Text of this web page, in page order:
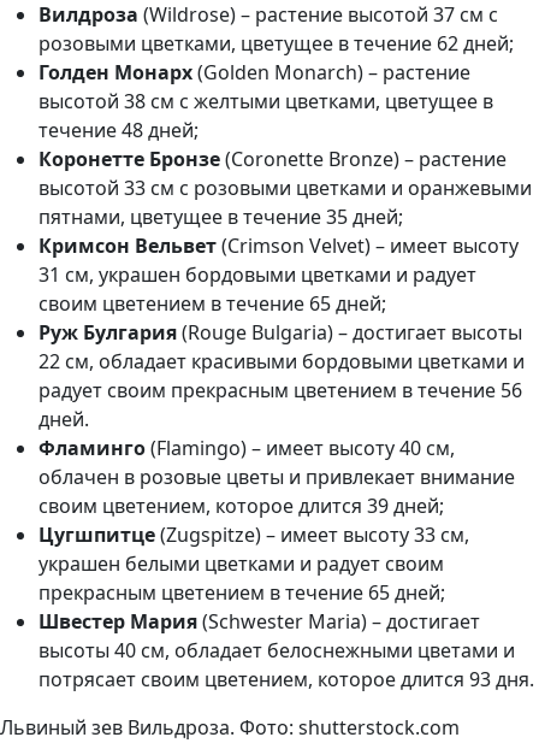
Вилдроза (Wildrose) – растение высотой 37 см с
розовыми цветками, цветущее в течение 62 дней;
Голден Монарх(Golden Monarch) – растение
высотой 38 см с желтыми цветками, цветущее в
течение 48 дней;
Коронетте Бронзе(Coronette Bronze) – растение
высотой 33 см с розовыми цветками и оранжевыми
пятнами, цветущее в течение 35 дней;
Кримсон Вельвет(Crimson Velvet) – имеет высоту
31 см, украшен бордовыми цветками и радует
своим цветением в течение 65 дней;
Руж Булгария(Rouge Bulgaria) – достигает высоты
22 см, обладает красивыми бордовыми цветками и
радует своим прекрасным цветением в течение 56
дней.
Фламинго(Flamingo) – имеет высоту 40 см,
облачен в розовые цветы и привлекает внимание
своим цветением, которое длится 39 дней;
Цугшпитце(Zugspitze) – имеет высоту 33 см,
украшен белыми цветками и радует своим
прекрасным цветением в течение 65 дней;
Швестер Мария(Schwester Maria) – достигает
высоты 40 см, обладает белоснежными цветами и
потрясает своим цветением, которое длится 93 дня.
Львиный зев Вильдроза. Фото: shutterstock.com